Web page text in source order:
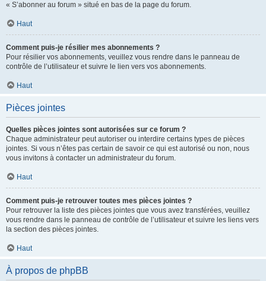
« S’abonner au forum » situé en bas de la page du forum.
Haut
Comment puis-je résilier mes abonnements ?
Pour résilier vos abonnements, veuillez vous rendre dans le panneau de
contrôle de l’utilisateur et suivre le lien vers vos abonnements.
Haut
Pièces jointes
Quelles pièces jointes sont autorisées sur ce forum ?
Chaque administrateur peut autoriser ou interdire certains types de pièces
jointes. Si vous n’êtes pas certain de savoir ce qui est autorisé ou non, nous
vous invitons à contacter un administrateur du forum.
Haut
Comment puis-je retrouver toutes mes pièces jointes ?
Pour retrouver la liste des pièces jointes que vous avez transférées, veuillez
vous rendre dans le panneau de contrôle de l’utilisateur et suivre les liens vers
la section des pièces jointes.
Haut
À propos de phpBB